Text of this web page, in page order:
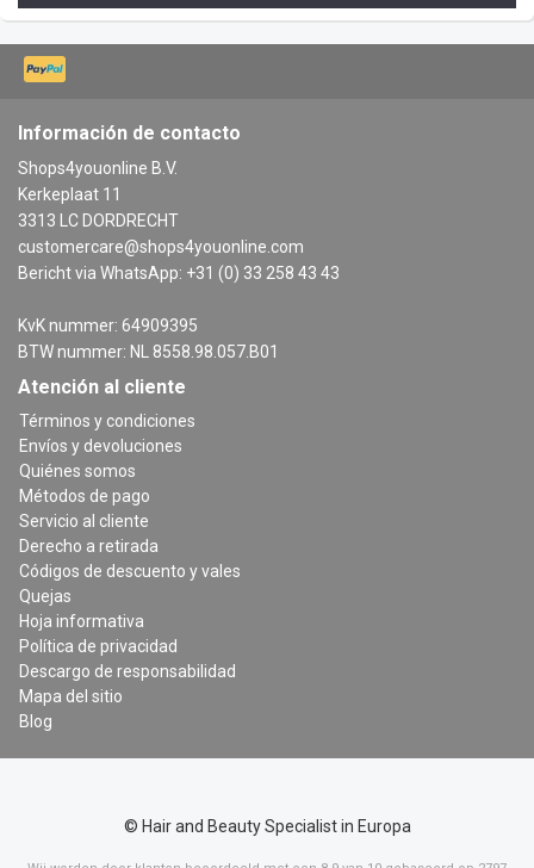
Información de contacto
Shops4youonline B.V.
Kerkeplaat 11
3313 LC DORDRECHT
customercare@shops4youonline.com
Bericht via WhatsApp: +31 (0) 33 258 43 43
KvK nummer: 64909395
BTW nummer: NL 8558.98.057.B01
Atención al cliente
Términos y condiciones
Envíos y devoluciones
Quiénes somos
Métodos de pago
Servicio al cliente
Derecho a retirada
Códigos de descuento y vales
Quejas
Hoja informativa
Política de privacidad
Descargo de responsabilidad
Mapa del sitio
Blog
© Hair and Beauty Specialist in Europa